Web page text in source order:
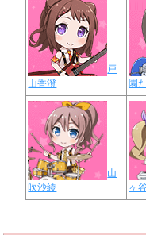
戸
山香澄
園
山
吹沙綾
ヶ